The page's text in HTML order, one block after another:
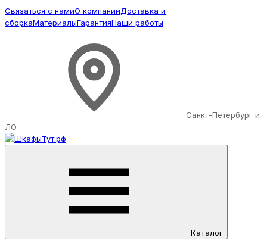
Связаться с намиО компанииДоставка и
сборкаМатериалыГарантияНаши работы
Санкт-Петербург и
ЛО
Каталог